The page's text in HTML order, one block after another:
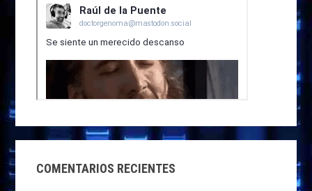
COMENTARIOS RECIENTES